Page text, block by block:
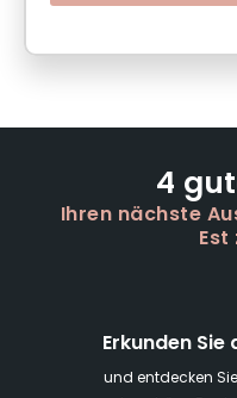
4
Ihren nächste
Erkunden Sie
und entdecken